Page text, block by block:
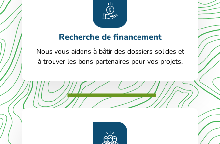
Recherche de financement
Nous vous aidons à bâtir des dossiers solides et
à trouver les bons partenaires pour vos projets.